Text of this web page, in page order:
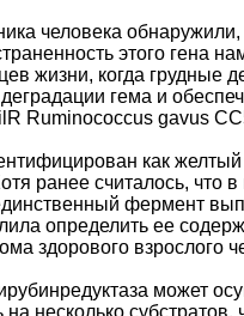
человека
этого гена
жизни, когда
гема и
Ruminococcus gavus
как
ранее считалось,
фермент
определить ее
здорового взрослого
может
несколько